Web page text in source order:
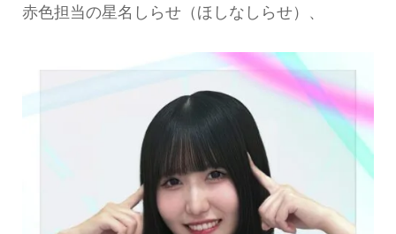
赤色担当の星名しらせ（ほしなしらせ）、